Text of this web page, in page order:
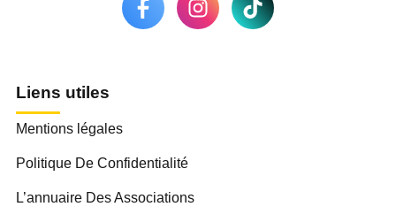
Liens utiles
Mentions légales
Politique De Confidentialité
L’annuaire Des Associations